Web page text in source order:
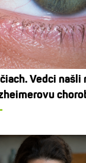
Vedci našli